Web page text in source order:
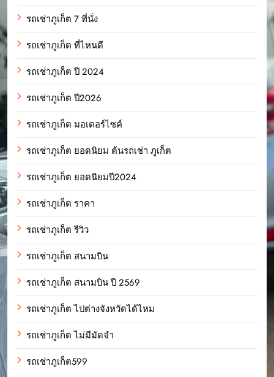
รถเช่าภูเก็ต 7 ที่นั่ง
รถเช่าภูเก็ต ที่ไหนดี
รถเช่าภูเก็ต ปี 2024
รถเช่าภูเก็ต ปี2026
รถเช่าภูเก็ต มอเตอร์ไซค์
รถเช่าภูเก็ต ยอดนิยม ต้นรถเช่า ภูเก็ต
รถเช่าภูเก็ต ยอดนิยมปี2024
รถเช่าภูเก็ต ราคา
รถเช่าภูเก็ต รีวิว
รถเช่าภูเก็ต สนามบิน
รถเช่าภูเก็ต สนามบิน ปี 2569
รถเช่าภูเก็ต ไปต่างจังหวัดได้ไหม
รถเช่าภูเก็ต ไม่มีมัดจำ
รถเช่าภูเก็ต599